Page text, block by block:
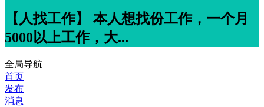
【人找工作】 本人想找份工作，一个月
5000以上工作，大...
全局导航
首页
发布
消息